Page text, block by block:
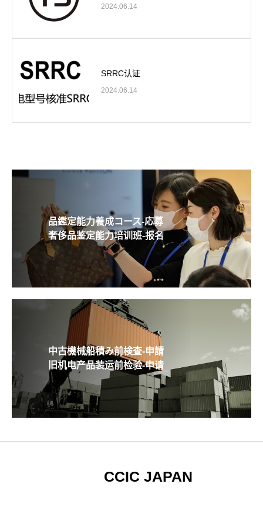
2024.06.14
SRRC认证
2024.06.14
品鑑定能力養成コース-応募
奢侈品鉴定能力培训班-报名
中古機械船積み前検査-申請
旧机电产品装运前检验-申请
CCIC JAPAN